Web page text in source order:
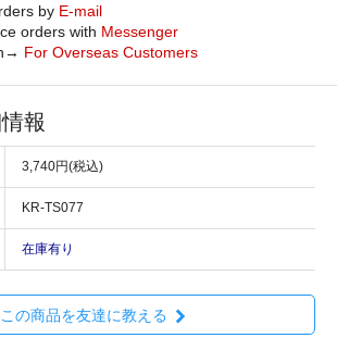
by E-mail
orders with Messenger
For Overseas Customers
報
3,740円(税込)
KR-TS077
在庫有り
この商品を友達に教える